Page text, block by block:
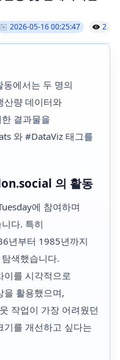
2026-05-16 00:25:47 2
에서는 두 명의
산량 데이터와
결과물을
와 #DataViz 태그를
의 활동
에 참여하며
다. 특히
년부터 1985년까지
색했습니다.
이를 시각적으로
을 활용했으며,
작업이 가장 어려웠던
기를 개선하고 싶다는